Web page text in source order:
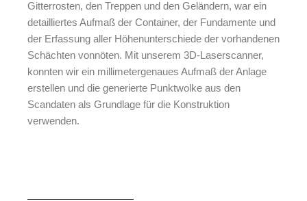
Gitterrosten, den Treppen und den Geländern, war ein
detailliertes Aufmaß der Container, der Fundamente und
der Erfassung aller Höhenunterschiede der vorhandenen
Schächten vonnöten. Mit unserem 3D-Laserscanner,
konnten wir ein millimetergenaues Aufmaß der Anlage
erstellen und die generierte Punktwolke aus den
Scandaten als Grundlage für die Konstruktion
verwenden.